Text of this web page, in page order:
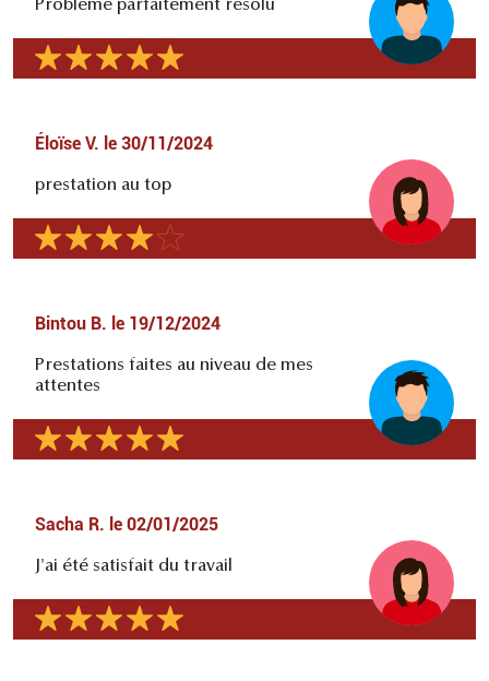
Problème parfaitement résolu
Éloïse V. le 30/11/2024
prestation au top
Bintou B. le 19/12/2024
Prestations faites au niveau de mes
attentes
Sacha R. le 02/01/2025
J'ai été satisfait du travail